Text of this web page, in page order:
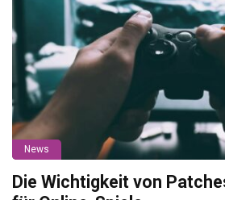
News
Die Wichtigkeit von